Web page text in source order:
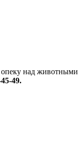
над животными
49.